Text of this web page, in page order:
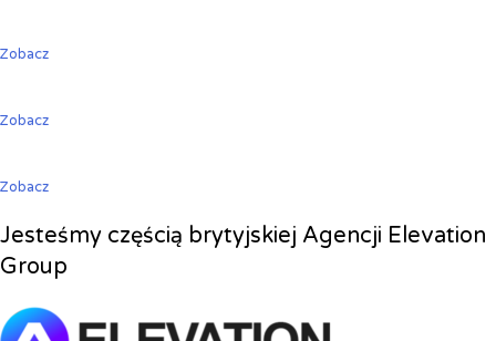
Zobacz
Zobacz
Zobacz
Jesteśmy częścią brytyjskiej Agencji Elevation
Group